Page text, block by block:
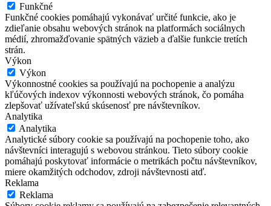
Funkčné
Funkčné cookies pomáhajú vykonávať určité funkcie, ako je
zdieľanie obsahu webových stránok na platformách sociálnych
médií, zhromažďovanie spätných väzieb a ďalšie funkcie tretích
strán.
Výkon
Výkon
Výkonnostné cookies sa používajú na pochopenie a analýzu
kľúčových indexov výkonnosti webových stránok, čo pomáha
zlepšovať užívateľskú skúsenosť pre návštevníkov.
Analytika
Analytika
Analytické súbory cookie sa používajú na pochopenie toho, ako
návštevníci interagujú s webovou stránkou. Tieto súbory cookie
pomáhajú poskytovať informácie o metrikách počtu návštevníkov,
miere okamžitých odchodov, zdroji návštevnosti atď.
Reklama
Reklama